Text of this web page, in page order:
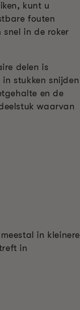
kunt u
fouten
in de roker
delen is
stukken snijden
en de
waarvan
in kleinere
in